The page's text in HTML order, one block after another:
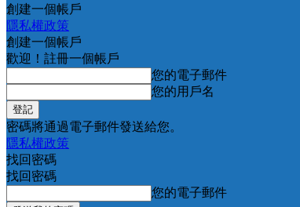
創建一個帳戶
隱私權政策
創建一個帳戶
歡迎！註冊一個帳戶
您的電子郵件
您的用戶名
密碼將通過電子郵件發送給您。
隱私權政策
找回密碼
找回密碼
您的電子郵件